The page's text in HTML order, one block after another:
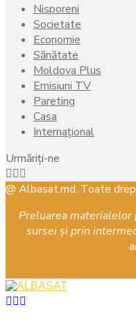
Nisporeni
Societate
Economie
Sănătate
Moldova Plus
Emisiuni TV
Pareting
Casa
Internațional
Urmăriți-ne
Facebook
Instagram
@ Albasat.md. Toate
Preluarea materialelor
sursei și prin
Facebook
Instagram